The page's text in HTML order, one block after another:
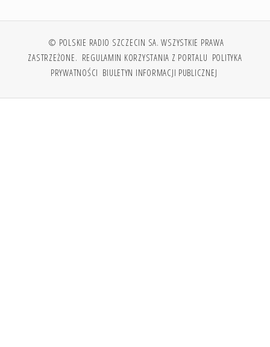
© POLSKIE RADIO SZCZECIN SA. WSZYSTKIE PRAWA
ZASTRZEŻONE. REGULAMIN KORZYSTANIA Z PORTALU POLITYKA
PRYWATNOŚCI BIULETYN INFORMACJI PUBLICZNEJ